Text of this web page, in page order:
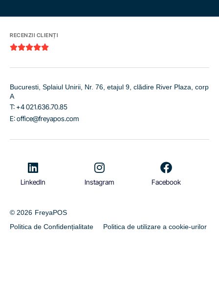
RECENZII CLIENȚI

Bucuresti, Splaiul Unirii, Nr. 76, etajul 9, clădire River Plaza, corp
A
T: +4 021.636.70.85
E: office@freyapos.com
LinkedIn Instagram Facebook
© 2026 FreyaPOS
Politica de Confidențialitate
Politica de utilizare a cookie-urilor